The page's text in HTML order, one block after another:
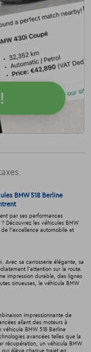
BMW 518 Berline
par ses performances
Découvrez les véhicules BMW
de l'excellence automobile et
Avec sa carrosserie élégante, sa
l'attention sur la route.
impression durable, des lignes
sinueuses, le véhicula BMW
impressionnante de
allant des moteurs à
BMW 518 Berline
avancées telles que la
récupération, un véhicula BMW